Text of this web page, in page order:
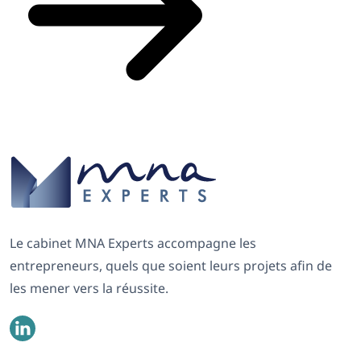
Le cabinet MNA Experts accompagne les
entrepreneurs, quels que soient leurs projets afin de
les mener vers la réussite.